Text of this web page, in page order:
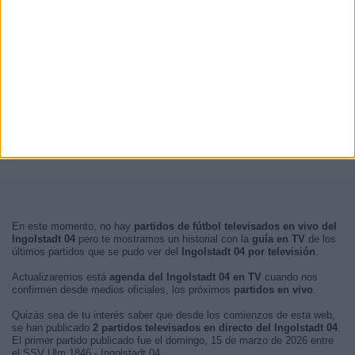
En este momento, no hay partidos de fútbol televisados en vivo del
Ingolstadt 04 pero te mostramos un historial con la guía en TV de los
últimos partidos que se pudo ver del
Ingolstadt 04 por televisión.
Actualizaremos está agenda del Ingolstadt 04 en TV cuando nos
confirmen desde medios oficiales, los próximos partidos en vivo.
Quizás sea de tu interés saber que desde los comienzos de esta web,
se han publicado 2 partidos televisados en directo del Ingolstadt 04.
El primer partido publicado fue el domingo, 15 de marzo de 2026 entre